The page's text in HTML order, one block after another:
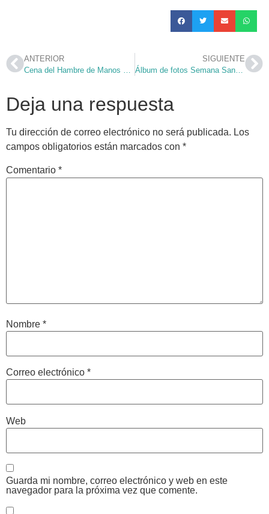
ANTERIOR
Cena del Hambre de Manos Unidas 2015
SIGUIENTE
Álbum de fotos Semana Santa 2015
Deja una respuesta
Tu dirección de correo electrónico no será publicada. Los
campos obligatorios están marcados con *
Comentario *
Nombre *
Correo electrónico *
Web
Guarda mi nombre, correo electrónico y web en este
navegador para la próxima vez que comente.